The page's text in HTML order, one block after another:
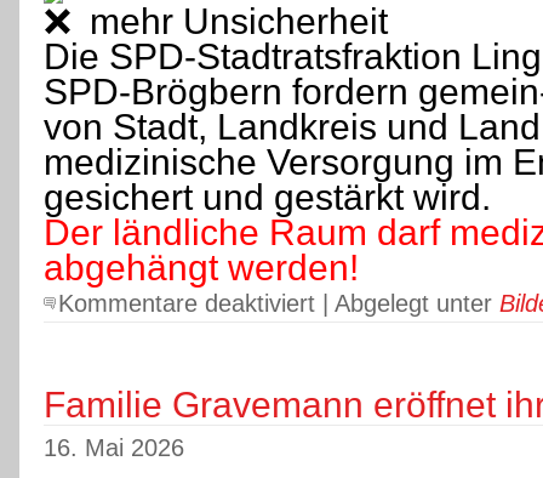
mehr Unsicherheit
Die SPD-Stadtratsfraktion
SPD-Brögbern fordern
von Stadt, Landkreis und
medizinische Versorgung im
gesichert und gestärkt wird.
Der ländliche Raum darf
abgehängt werden!
Kommentare deaktiviert für
Fachärztemangel
| Abgelegt unter
Familie Gravemann eröffnet
16. Mai 2026